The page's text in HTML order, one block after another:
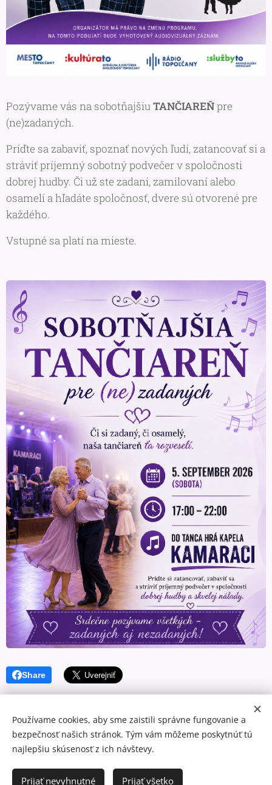
Pozývame vás na sobotňajšiu TANČIAREŇpre
(ne)zadaných.
Príďte sa zabaviť, spoznať nových ľudí, zatancovať si a
stráviť príjemný sobotný podvečer v spoločnosti
dobrej hudby. Či už ste zadaní, zamilovaní alebo
osamelí a hľadáte spoločnosť, dvere sú otvorené pre
každého.
Vstupné sa platí na mieste.
Share
© 2026 Mediálna a kultúrna spoločnosť Topoľčany, s.r.o.
Ochrana osobných údajov
Používame cookies, aby sme zaistili správne fungovanie a
bezpečnosť našich stránok. Tým vám môžeme poskytnúť tú
najlepšiu skúsenosť z ich návštevy.
Prijať nevyhnutné Prijať všetko